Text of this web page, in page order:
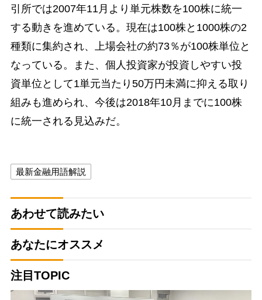
引所では2007年11月より単元株数を100株に統一
する動きを進めている。現在は100株と1000株の2
種類に集約され、上場会社の約73％が100株単位と
なっている。また、個人投資家が投資しやすい投
資単位として1単元当たり50万円未満に抑える取り
組みも進められ、今後は2018年10月までに100株
に統一される見込みだ。
最新金融用語解説
あわせて読みたい
あなたにオススメ
注目TOPIC